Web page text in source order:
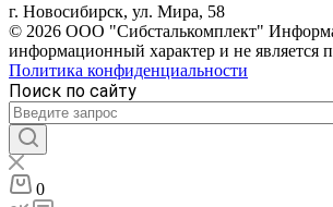
г. Новосибирск, ул. Мира, 58
© 2026 ООО "Сибсталькомплект"
информационный характер и не является
Политика конфиденциальности
Поиск по сайту
0